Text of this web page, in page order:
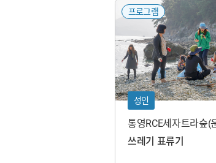
프로그램
성인
통영RCE세자트라숲(
속가능발전교육재단)
쓰레기 표류기